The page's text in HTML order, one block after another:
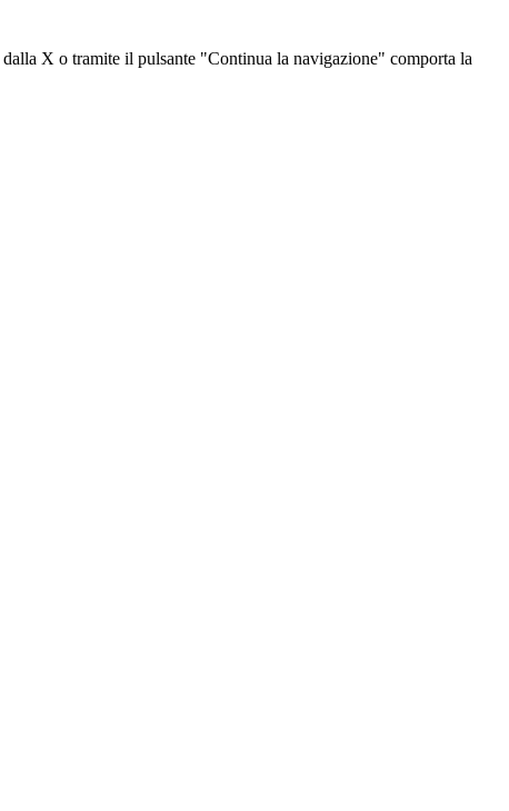
X o tramite il pulsante "Continua la navigazione" comporta la